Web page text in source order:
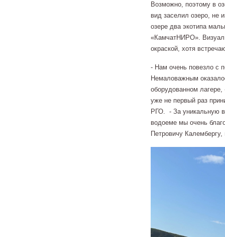
Возможно, поэтому в
вид заселил озеро, не
озере два экотипа
«КамчатНИРО».
окраской, хотя
- Нам очень повезло с
Немаловажным
оборудованном лагере,
уже не первый раз
РГО. - За уникальную
водоеме мы очень
Петровичу